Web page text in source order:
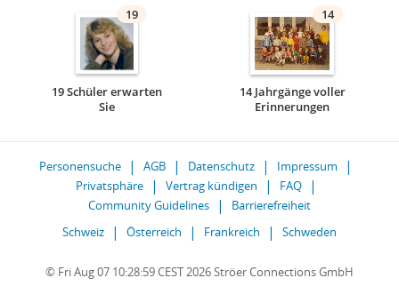
19
19 Schüler erwarten
Sie
14
14 Jahrgänge voller
Erinnerungen
Personensuche AGB Datenschutz
Impressum
Privatsphäre
Vertrag kündigen
FAQ
Community Guidelines
Barrierefreiheit
Schweiz
Österreich Frankreich Schweden
© Fri Aug 07 10:28:59 CEST 2026 Ströer Connections GmbH